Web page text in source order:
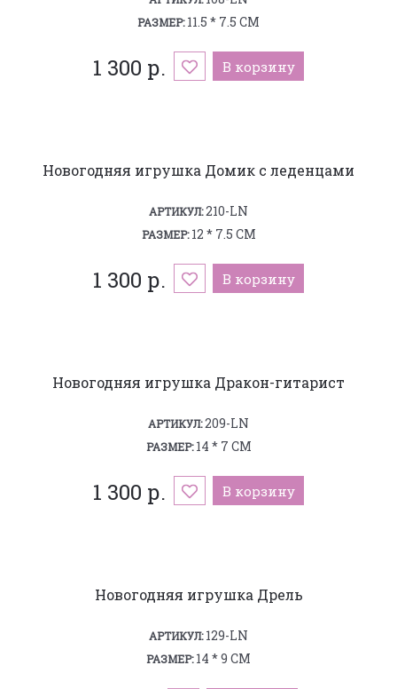
РАЗМЕР:11.5 * 7.5 СМ
1 300 р. В корзину
Новогодняя игрушка Домик с леденцами
АРТИКУЛ:210-LN
РАЗМЕР:12 * 7.5 СМ
1 300 р. В корзину
Новогодняя игрушка Дракон-гитарист
АРТИКУЛ:209-LN
РАЗМЕР:14 * 7 СМ
1 300 р. В корзину
Новогодняя игрушка Дрель
АРТИКУЛ:129-LN
РАЗМЕР:14 * 9 СМ